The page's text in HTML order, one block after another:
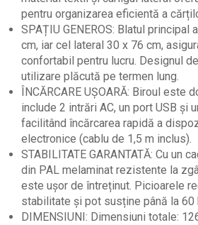
pentru organizarea eficientă a
SPAȚIU GENEROS: Blatul principal
cm, iar cel lateral 30 x 76 cm,
confortabil pentru lucru. Designul
utilizare plăcută pe termen lung.
ÎNCĂRCARE UȘOARĂ: Biroul este
include 2 intrări AC, un port USB și
facilitând încărcarea rapidă a
electronice (cablu de 1,5 m inclus).
STABILITATE GARANTATĂ: Cu un
din PAL melaminat rezistente la
este ușor de întreținut. Picioarele
stabilitate și pot susține până la 60
DIMENSIUNI: Dimensiuni totale: